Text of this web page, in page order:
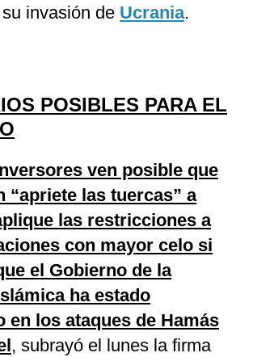
invasión de Ucrania.
POSIBLES PARA EL
ven posible que
“apriete las tuercas” a
las restricciones a
con mayor celo si
el Gobierno de la
ha estado
en los ataques de Hamás
, subrayó el lunes la firma